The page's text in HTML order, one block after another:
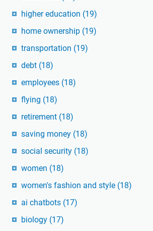
higher education (19)
home ownership (19)
transportation (19)
debt (18)
employees (18)
flying (18)
retirement (18)
saving money (18)
social security (18)
women (18)
women's fashion and style (18)
ai chatbots (17)
biology (17)